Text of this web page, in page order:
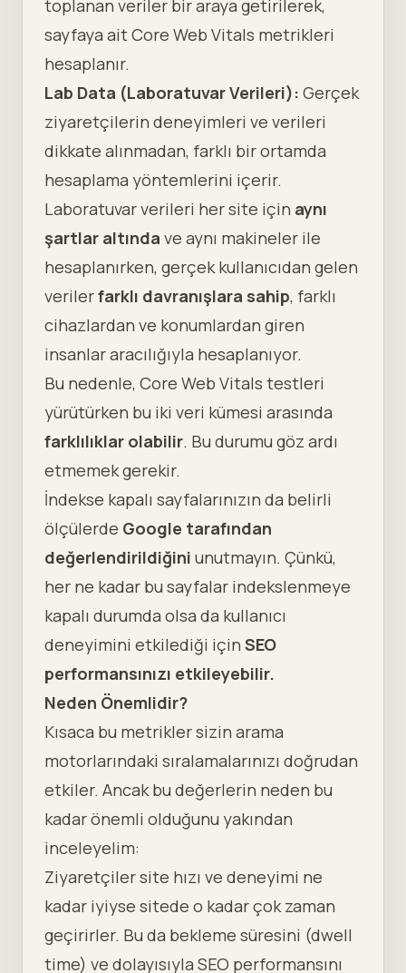
toplanan veriler bir araya getirilerek,
sayfaya ait Core Web Vitals metrikleri
hesaplanır.
Lab Data (Laboratuvar Verileri): Gerçek
ziyaretçilerin deneyimleri ve verileri
dikkate alınmadan, farklı bir ortamda
hesaplama yöntemlerini içerir.
Laboratuvar verileri her site için aynı
şartlar altında ve aynı makineler ile
hesaplanırken, gerçek kullanıcıdan gelen
verilerfarklı davranışlara sahip, farklı
cihazlardan ve konumlardan giren
insanlar aracılığıyla hesaplanıyor.
Bu nedenle, Core Web Vitals testleri
yürütürken bu iki veri kümesi arasında
farklılıklar olabilir. Bu durumu göz ardı
etmemek gerekir.
İndekse kapalı sayfalarınızın da belirli
ölçülerde Google tarafından
değerlendirildiğini unutmayın. Çünkü,
her ne kadar bu sayfalar indekslenmeye
kapalı durumda olsa da kullanıcı
deneyimini etkilediği için SEO
performansınızı etkileyebilir.
Neden Önemlidir?
Kısaca bu metrikler sizin arama
motorlarındaki sıralamalarınızı doğrudan
etkiler. Ancak bu değerlerin neden bu
kadar önemli olduğunu yakından
inceleyelim:
Ziyaretçilersite hızı ve deneyimi ne
kadar iyiyse sitede o kadar çok zaman
geçirirler. Bu da bekleme süresini (dwell
time) ve dolayısıyla SEO performansını